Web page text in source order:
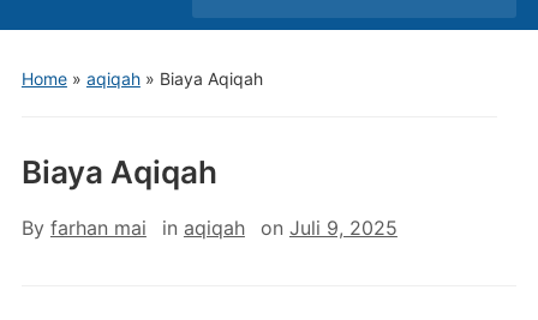
Home» aqiqah» Biaya Aqiqah
Biaya Aqiqah
By farhan mai in aqiqah on Juli 9, 2025